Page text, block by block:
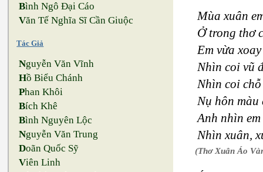
Bình Ngô Đại Cáo
Văn Tế Nghĩa Sĩ Cần Giuộc
Tác Giả
Nguyễn Văn Vĩnh
Hồ Biểu Chánh
Phan Khôi
Bích Khê
Bình Nguyên Lộc
Nguyễn Văn Trung
Doãn Quốc Sỹ
Viên Linh
Mùa xuân
Ở trong thơ
Em vừa
Nhìn coi vũ
Nhìn coi
Nụ hôn
Anh nhìn
Nhìn xuân,
(Thơ Xuân Áo